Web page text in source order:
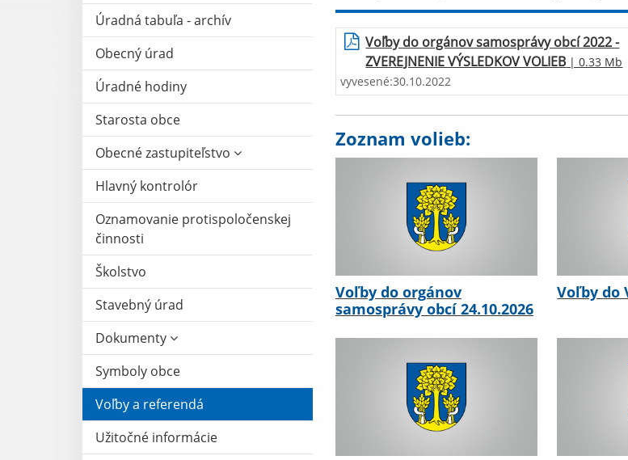
Úradná tabuľa - archív
Obecný úrad
Úradné hodiny
Starosta obce
Obecné zastupiteľstvo
Hlavný kontrolór
Oznamovanie protispoločenskej
činnosti
Školstvo
Stavebný úrad
Dokumenty
Symboly obce
Voľby a referendá
Užitočné informácie
Voľby do orgánov samosprávy obcí 2022 -
ZVEREJNENIE VÝSLEDKOV VOLIEB | 0.33 Mb
vyvesené:30.10.2022
Zoznam volieb:
Voľby do orgánov
samosprávy obcí 24.10.2026
Voľby do